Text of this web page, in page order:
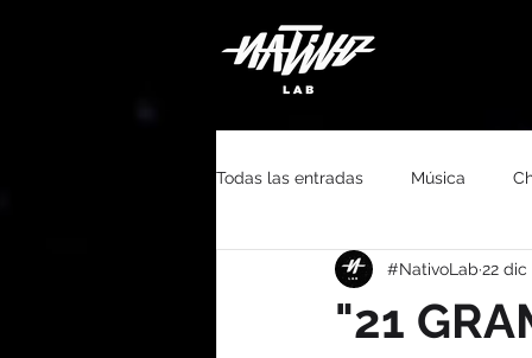
Todas las entradas Música
#QuédateEnCasa Youtube
"21
#NativoLab 22 dic